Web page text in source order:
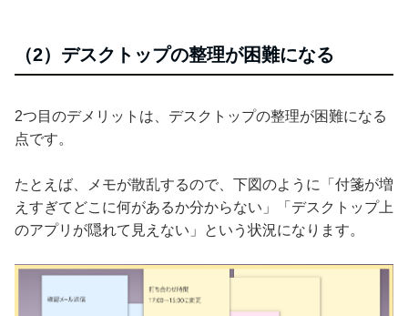
（2）デスクトップの整理が困難になる
2つ目のデメリットは、デスクトップの整理が困難になる
点です。
たとえば、メモが散乱するので、下図のように「付箋が増
えすぎてどこに何があるか分からない」「デスクトップ上
のアプリが隠れて見えない」という状況になります。